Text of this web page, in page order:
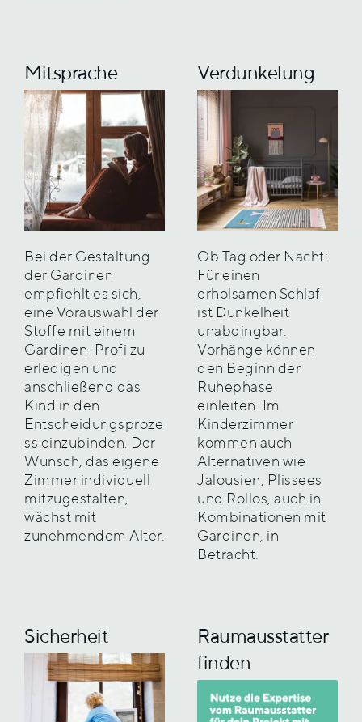
Mitsprache
Bei der Gestaltung
der Gardinen
empfiehlt es sich,
eine Vorauswahl der
Stoffe mit einem
Gardinen-Profi zu
erledigen und
anschließend das
Kind in den
Entscheidungsproze
ss einzubinden. Der
Wunsch, das eigene
Zimmer individuell
mitzugestalten,
wächst mit
zunehmendem Alter.
Verdunkelung
Ob Tag oder Nacht:
Für einen
erholsamen Schlaf
ist Dunkelheit
unabdingbar.
Vorhänge können
den Beginn der
Ruhephase
einleiten. Im
Kinderzimmer
kommen auch
Alternativen wie
Jalousien, Plissees
und Rollos, auch in
Kombinationen mit
Gardinen, in
Betracht.
Sicherheit
Raumausstatter
finden